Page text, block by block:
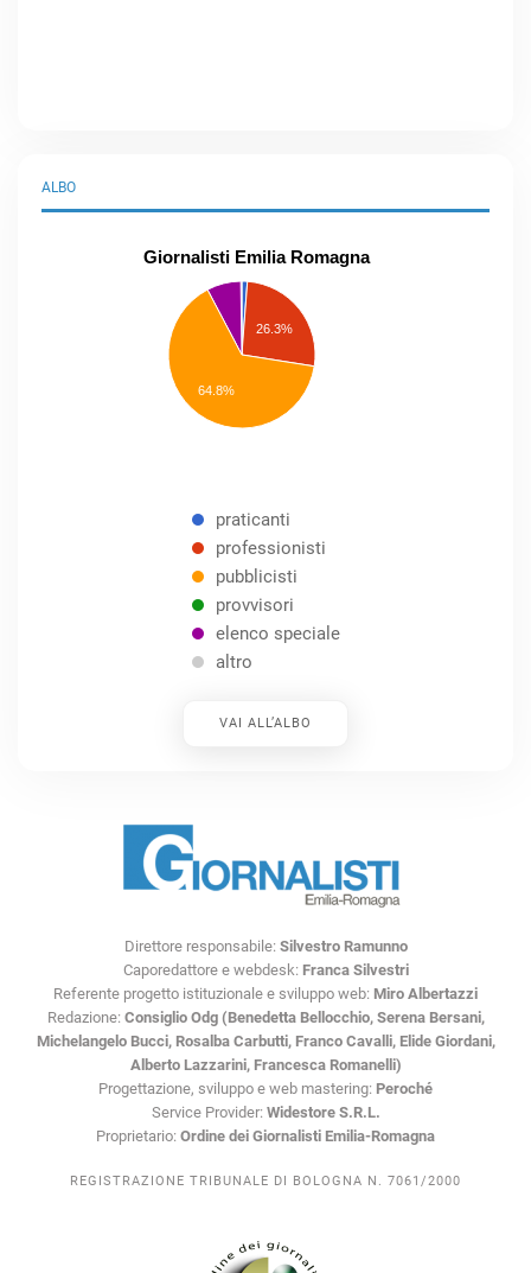
ALBO
Giornalisti Emilia Romagna
26.3%
64.8%
praticanti
professionisti
pubblicisti
provvisori
elenco speciale
altro
VAI ALL’ALBO
Direttore responsabile: Silvestro Ramunno
Caporedattore e webdesk: Franca Silvestri
Referente progetto istituzionale e sviluppo web: Miro Albertazzi
Redazione: Consiglio Odg (Benedetta Bellocchio, Serena Bersani,
Michelangelo Bucci, Rosalba Carbutti, Franco Cavalli, Elide Giordani,
Alberto Lazzarini, Francesca Romanelli)
Progettazione, sviluppo e web mastering: Peroché
Service Provider: Widestore S.R.L.
Proprietario: Ordine dei Giornalisti Emilia-Romagna
REGISTRAZIONE TRIBUNALE DI BOLOGNA N. 7061/2000